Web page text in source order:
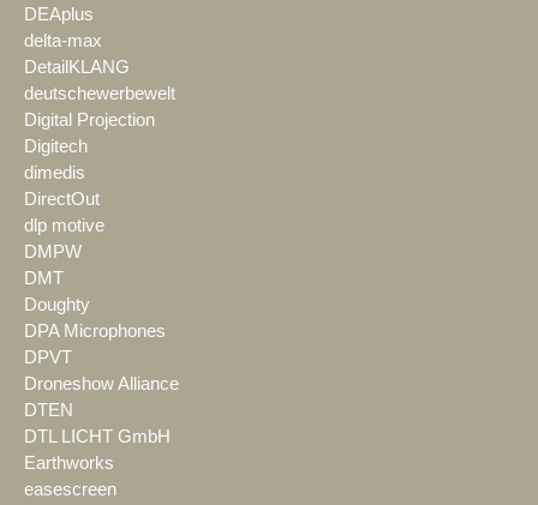
DEAplus
delta-max
DetailKLANG
deutschewerbewelt
Digital Projection
Digitech
dimedis
DirectOut
dlp motive
DMPW
DMT
Doughty
DPA Microphones
DPVT
Droneshow Alliance
DTEN
DTL LICHT GmbH
Earthworks
easescreen